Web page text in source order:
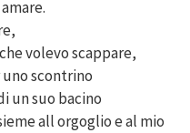
volevo scappare,
scontrino
un suo bacino
all orgoglio e al mio